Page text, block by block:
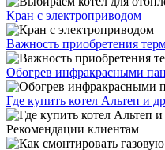
Кран с электроприводом
Важность приобретения
Обогрев инфракрасными
Где купить котел Альтеп и
Рекомендации клиентам